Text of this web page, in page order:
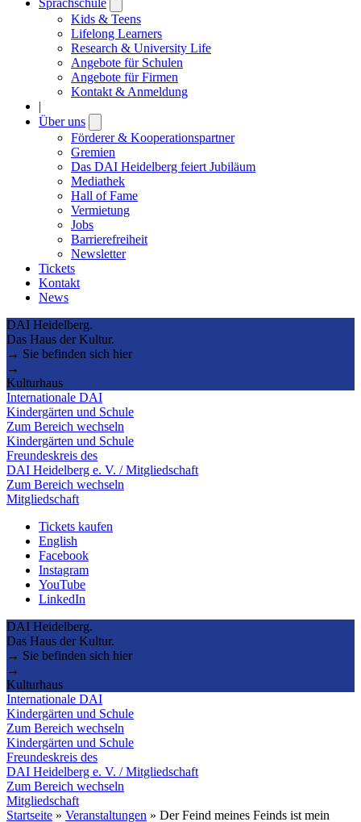
submenu
Kids & Teens
Lifelong Learners
Research & University Life
Angebote für Schulen
Angebote für Firmen
Kontakt & Anmeldung
|
Über uns
submenu
Förderer & Kooperationspartner
Gremien
Das DAI Heidelberg feiert Jubiläum
Mediathek
Hall of Fame
Vermietung
Jobs
Barrierefreiheit
Newsletter
Tickets
Kontakt
News
DAI Heidelberg.
Das Haus der Kultur.
→ Sie befinden sich hier
→
Kulturhaus
Internationale DAI
Kindergärten und Schule
Zum Bereich wechseln
Kindergärten und Schule
Freundeskreis des
DAI Heidelberg e. V. / Mitgliedschaft
Zum Bereich wechseln
Mitgliedschaft
Tickets kaufen
English
Facebook
Instagram
YouTube
LinkedIn
DAI Heidelberg.
Das Haus der Kultur.
→ Sie befinden sich hier
→
Kulturhaus
Internationale DAI
Kindergärten und Schule
Zum Bereich wechseln
Kindergärten und Schule
Freundeskreis des
DAI Heidelberg e. V. / Mitgliedschaft
Zum Bereich wechseln
Mitgliedschaft
Startseite » Veranstaltungen » Der Feind meines Feinds ist mein